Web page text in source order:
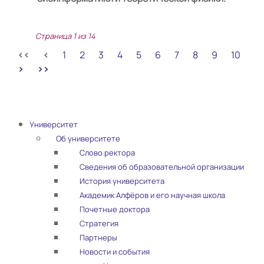
Страница 1 из 14
1 2 3 4 5 6 7 8 9 10
Университет
Об университете
Слово ректора
Сведения об образовательной организации
История университета
Академик Алфёров и его научная школа
Почетные доктора
Стратегия
Партнеры
Новости и события